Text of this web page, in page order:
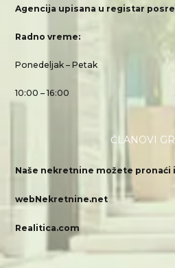
Agencija upisana u registar
Radno vreme:
Ponedeljak – Petak
10:00 – 16:00
ČLANOVI
Naše nekretnine možete pronaći
webNekretnine.net
Realitica.com